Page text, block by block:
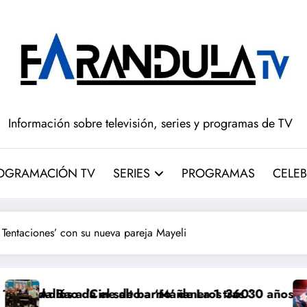
Información sobre televisión, series y programas de TV
TV SERIES PROGRAMAS
con su nueva pareja Mayeli
a ‘Mañaneros 360’
barrio’ de La 1 tras 30 años: RTVE cambia su gran
‘Más que